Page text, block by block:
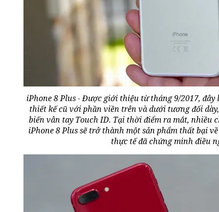
iPhone 8 Plus - Được giới thiệu từ tháng 9/2017,
thiết kế cũ với phần viền trên và dưới tương đối
biến vân tay Touch ID. Tại thời điểm ra mắt, nhiều
iPhone 8 Plus sẽ trở thành một sản phẩm thất bại
thực tế đã chứng minh điều